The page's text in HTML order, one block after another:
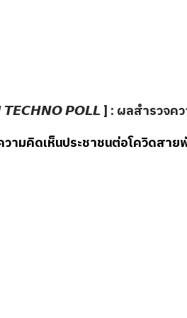
𝙋𝙊𝙇𝙇 ] : ผลสำรวจควา
ดเห็นประชาชนต่อโควิดสายพั